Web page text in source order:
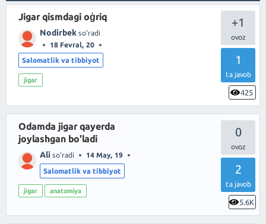
+1
1
ta javob
425
Jigar qismdagi oģriq
Nodirbek so'radi
18 Fevral, 20
Salomatlik va tibbiyot
jigar
0
2
ta javob
5.6K
Odamda jigar qayerda
joylashgan bo'ladi
Ali so'radi 14 May, 19
Salomatlik va tibbiyot
jigar anatomiya